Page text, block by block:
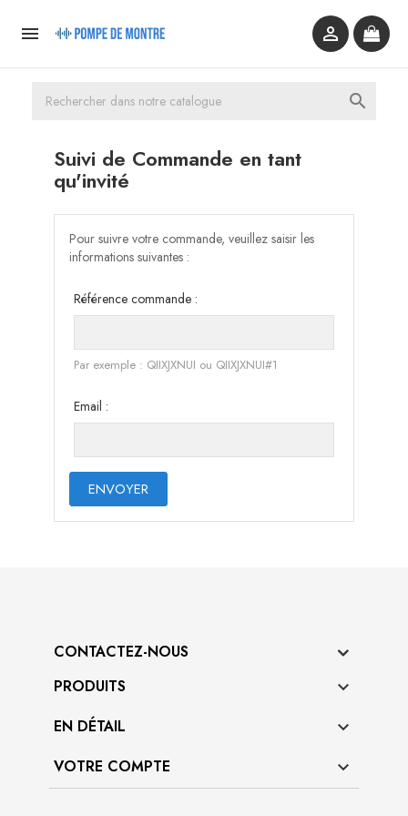
 

Suivi de Commande en tant
qu'invité
Pour suivre votre commande, veuillez saisir les
informations suivantes :
Référence commande :
Par exemple : QIIXJXNUI ou QIIXJXNUI#1
Email :
ENVOYER
CONTACTEZ-NOUS
PRODUITS

EN DÉTAIL 
VOTRE COMPTE 